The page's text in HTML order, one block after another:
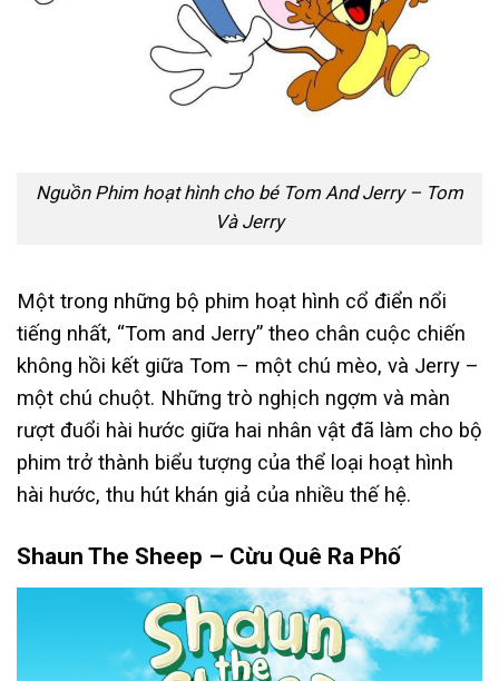
Nguồn Phim hoạt hình cho bé Tom And Jerry – Tom
Và Jerry
Một trong những bộ phim hoạt hình cổ điển nổi
tiếng nhất, “Tom and Jerry” theo chân cuộc chiến
không hồi kết giữa Tom – một chú mèo, và Jerry –
một chú chuột. Những trò nghịch ngợm và màn
rượt đuổi hài hước giữa hai nhân vật đã làm cho bộ
phim trở thành biểu tượng của thể loại hoạt hình
hài hước, thu hút khán giả của nhiều thế hệ.
Shaun The Sheep – Cừu Quê Ra Phố